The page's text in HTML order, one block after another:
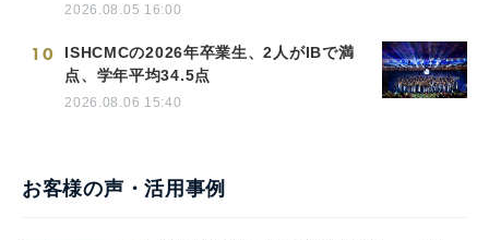
2026.08.05 16:00
10
ISHCMCの2026年卒業生、2人がIBで満
点、学年平均34.5点
2026.08.06 15:40
お客様の声・活用事例